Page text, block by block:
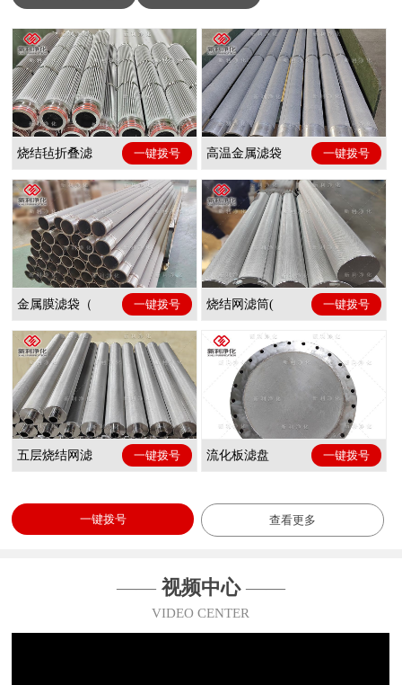
烧结毡折叠滤 一键拨号 高温金属滤袋 一键拨号
金属膜滤袋（ 一键拨号 烧结网滤筒( 一键拨号
五层烧结网滤 一键拨号 流化板滤盘 一键拨号
一键拨号 查看更多
—— 视频中心——
VIDEO CENTER